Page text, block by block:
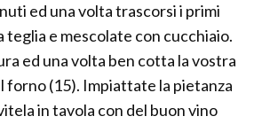
ed una volta trascorsi i primi
e mescolate con cucchiaio.
ed una volta ben cotta la vostra
(15). Impiattate la pietanza
in tavola con del buon vino